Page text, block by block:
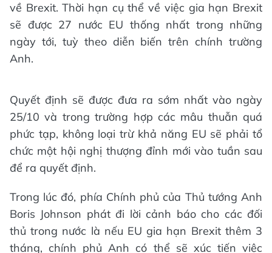
về Brexit. Thời hạn cụ thể về việc gia hạn Brexit
sẽ được 27 nước EU thống nhất trong những
ngày tới, tuỳ theo diễn biến trên chính trường
Anh.
Quyết định sẽ được đưa ra sớm nhất vào ngày
25/10 và trong trường hợp các mâu thuẫn quá
phức tạp, không loại trừ khả năng EU sẽ phải tổ
chức một hội nghị thượng đỉnh mới vào tuần sau
để ra quyết định.
Trong lúc đó, phía Chính phủ của Thủ tướng Anh
Boris Johnson phát đi lời cảnh báo cho các đối
thủ trong nước là nếu EU gia hạn Brexit thêm 3
tháng, chính phủ Anh có thể sẽ xúc tiến việc